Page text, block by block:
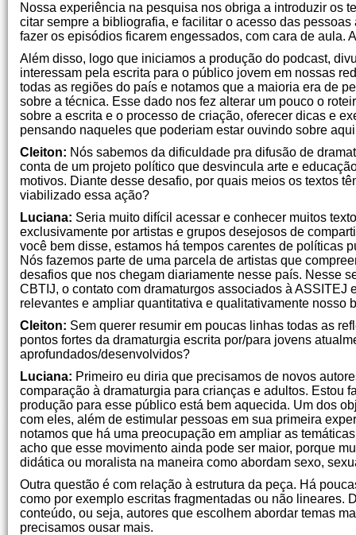
Nossa experiência na pesquisa nos obriga a introduzir os
citar sempre a bibliografia, e facilitar o acesso das
fazer os episódios ficarem engessados, com cara de aula.
Além disso, logo que iniciamos a produção do podcast,
interessam pela escrita para o público jovem em nossas
todas as regiões do país e notamos que a maioria era de
sobre a técnica. Esse dado nos fez alterar um pouco o
sobre a escrita e o processo de criação, oferecer dicas e
pensando naqueles que poderiam estar ouvindo sobre
Cleiton: Nós sabemos da dificuldade pra difusão de
conta de um projeto político que desvincula arte e
motivos. Diante desse desafio, por quais meios os textos
viabilizado essa ação?
Luciana: Seria muito difícil acessar e conhecer muitos
exclusivamente por artistas e grupos desejosos de
você bem disse, estamos há tempos carentes de políticas
Nós fazemos parte de uma parcela de artistas que
desafios que nos chegam diariamente nesse país. Nesse
CBTIJ, o contato com dramaturgos associados à
relevantes e ampliar quantitativa e qualitativamente nosso
Cleiton: Sem querer resumir em poucas linhas todas as
pontos fortes da dramaturgia escrita por/para jovens
aprofundados/desenvolvidos?
Luciana: Primeiro eu diria que precisamos de novos
comparação à dramaturgia para crianças e adultos. Estou
produção para esse público está bem aquecida. Um dos
com eles, além de estimular pessoas em sua primeira
notamos que há uma preocupação em ampliar as
acho que esse movimento ainda pode ser maior, porque
didática ou moralista na maneira como abordam sexo,
Outra questão é com relação à estrutura da peça. Há
como por exemplo escritas fragmentadas ou não lineares.
conteúdo, ou seja, autores que escolhem abordar temas
precisamos ousar mais.